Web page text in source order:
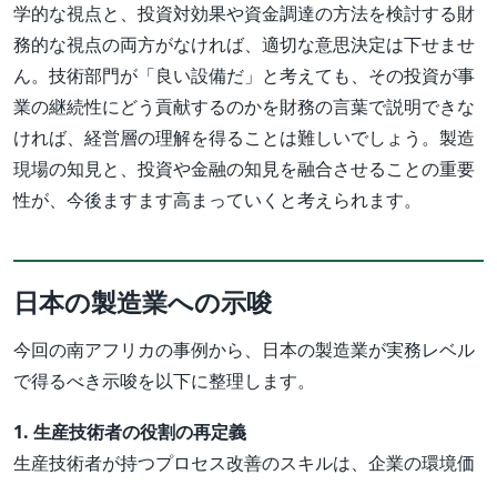
学的な視点と、投資対効果や資金調達の方法を検討する財
務的な視点の両方がなければ、適切な意思決定は下せませ
ん。技術部門が「良い設備だ」と考えても、その投資が事
業の継続性にどう貢献するのかを財務の言葉で説明できな
ければ、経営層の理解を得ることは難しいでしょう。製造
現場の知見と、投資や金融の知見を融合させることの重要
性が、今後ますます高まっていくと考えられます。
日本の製造業への示唆
今回の南アフリカの事例から、日本の製造業が実務レベル
で得るべき示唆を以下に整理します。
1. 生産技術者の役割の再定義
生産技術者が持つプロセス改善のスキルは、企業の環境価